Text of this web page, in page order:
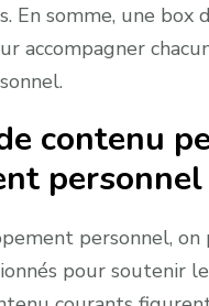
En somme, une
accompagner
contenu
personnel
personnel,
pour soutenir